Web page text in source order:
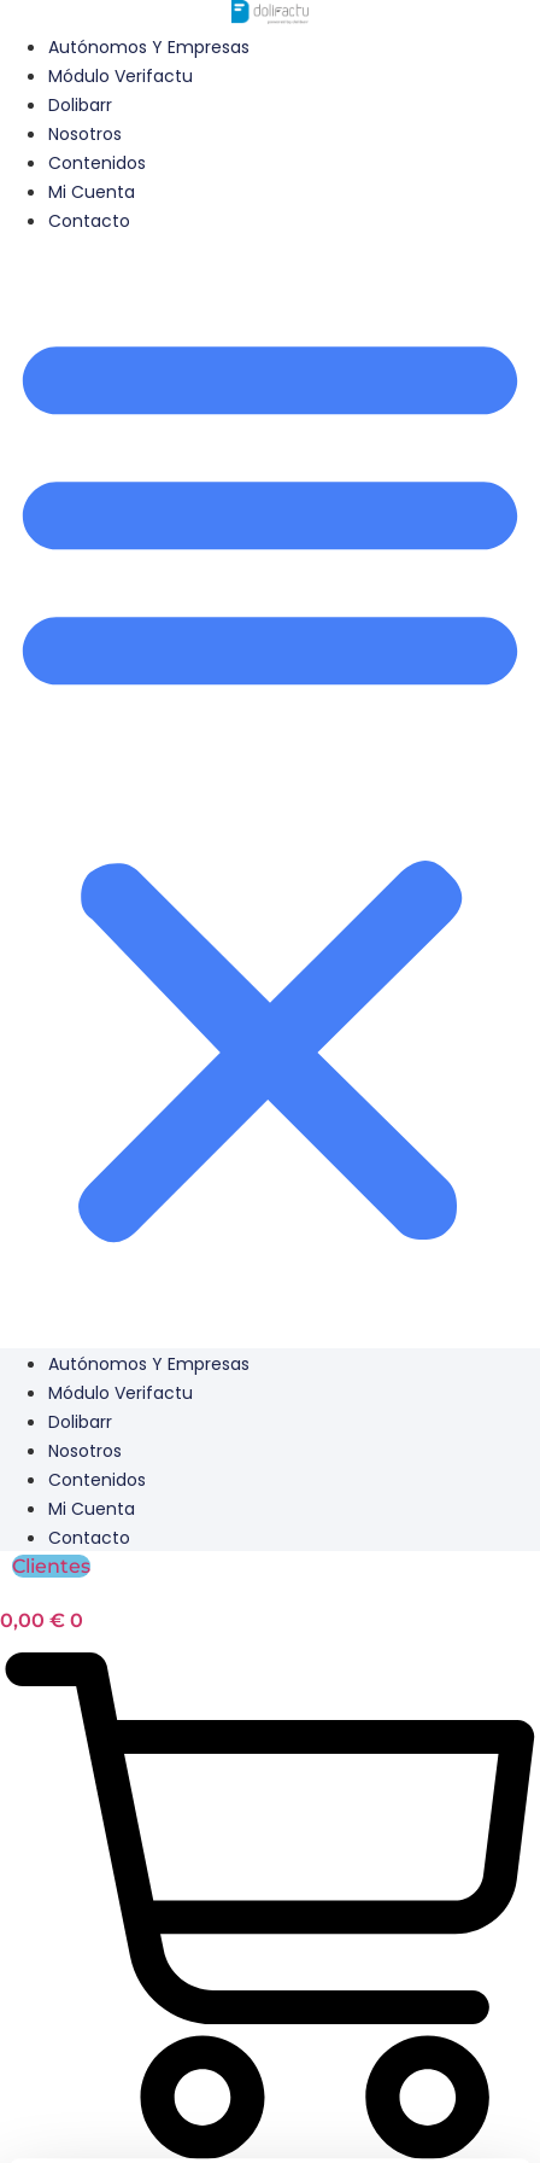
contenido
Autónomos Y Empresas
Módulo Verifactu
Dolibarr
Nosotros
Contenidos
Mi Cuenta
Contacto
Autónomos Y Empresas
Módulo Verifactu
Dolibarr
Nosotros
Contenidos
Mi Cuenta
Contacto
Clientes
0,00 € 0